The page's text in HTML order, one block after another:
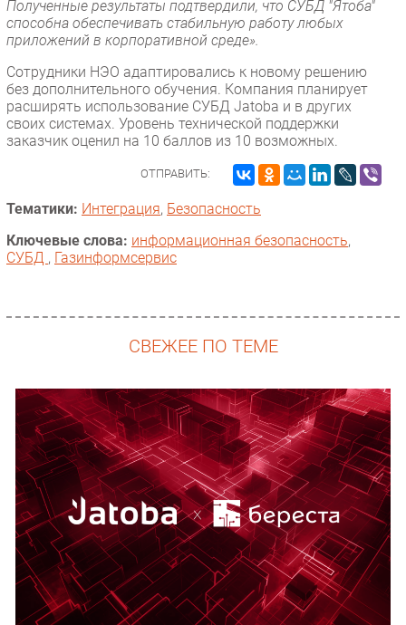
Полученные результаты подтвердили, что СУБД "Ятоба"
способна обеспечивать стабильную работу любых
приложений в корпоративной среде».
Сотрудники НЭО адаптировались к новому решению
без дополнительного обучения. Компания планирует
расширять использование СУБД Jatoba и в других
своих системах. Уровень технической поддержки
заказчик оценил на 10 баллов из 10 возможных.
ОТПРАВИТЬ:
Тематики: Интеграция, Безопасность
Ключевые слова: информационная безопасность,
СУБД , Газинформсервис
СВЕЖЕЕ ПО ТЕМЕ